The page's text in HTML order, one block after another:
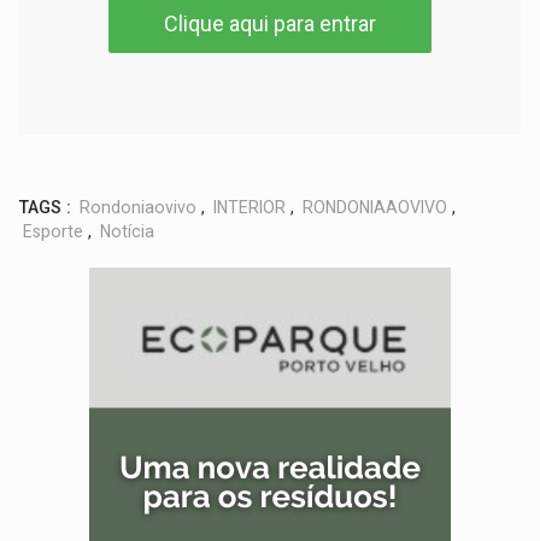
Clique aqui para entrar
TAGS : Rondoniaovivo , INTERIOR , RONDONIAAOVIVO ,
Esporte , Notícia